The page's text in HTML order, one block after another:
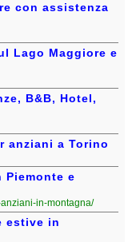
con assistenza
Lago Maggiore e
B&B, Hotel,
anziani a Torino
Piemonte e
in-montagna/
estive in